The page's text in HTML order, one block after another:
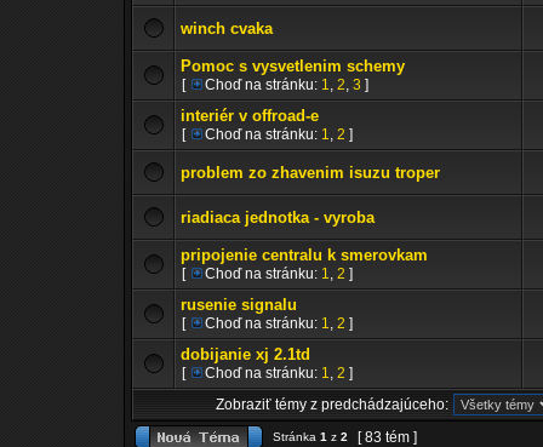
winch cvaka
Pomoc s vysvetlenim schemy
[ Choď na stránku: 1, 2, 3 ]
interiér v offroad-e
[ Choď na stránku: 1, 2 ]
problem zo zhavenim isuzu troper
riadiaca jednotka - vyroba
pripojenie centralu k smerovkam
[ Choď na stránku: 1, 2 ]
rusenie signalu
[ Choď na stránku: 1, 2 ]
dobijanie xj 2.1td
[ Choď na stránku: 1, 2 ]
Zobraziť témy z predchádzajúceho:
Stránka 1 z 2 [ 83 tém ]